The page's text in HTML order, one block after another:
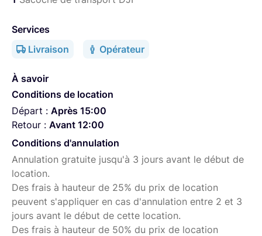
Services
Livraison
Opérateur
À savoir
Conditions de location
Départ : Après 15:00
Retour : Avant 12:00
Conditions d'annulation
Annulation gratuite jusqu'à 3 jours avant le début de
location.
Des frais à hauteur de 25% du prix de location
peuvent s'appliquer en cas d'annulation entre 2 et 3
jours avant le début de cette location.
Des frais à hauteur de 50% du prix de location